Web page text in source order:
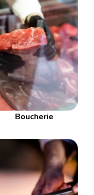
Boucherie